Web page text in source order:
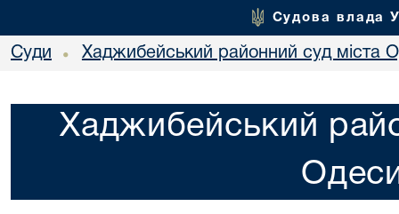
Судова влада
Суди • Хаджибейський районний суд міста
Хаджибейський